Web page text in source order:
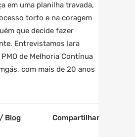
em uma planilha travada,
torto e na coragem
que decide fazer
Entrevistamos Iara
de Melhoria Contínua
com mais de 20 anos
Blog Compartilhar